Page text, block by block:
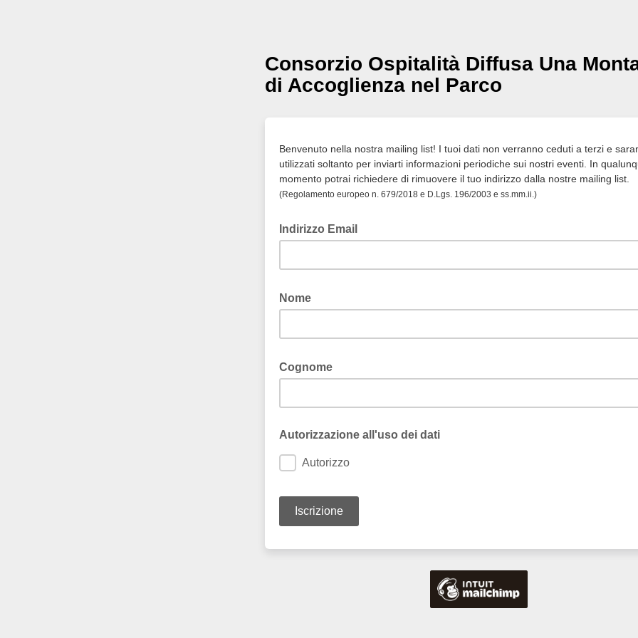
Consorzio Ospitalità Diffusa Una
di Accoglienza nel Parco
Benvenuto nella nostra mailing list! I tuoi dati non verranno ceduti a terzi e
utilizzati soltanto per inviarti informazioni periodiche sui nostri eventi. In
momento potrai richiedere di rimuovere il tuo indirizzo dalla nostre mailing list.
(Regolamento europeo n. 679/2018 e D.Lgs. 196/2003 e ss.mm.ii.)
Indirizzo Email
Nome
Cognome
Autorizzazione all'uso dei dati
Autorizzo